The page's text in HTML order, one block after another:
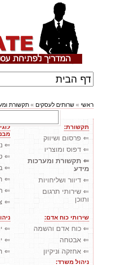
ראשי » שרותים לעסקים » תקשורת
תקשורת:
⇐ פרסום ושיווק
⇐ דפוס ומוצריו
⇐ תקשורת ומערכות
מידע
⇐ דיוור ושליחויות
⇐ שירותי תרגום
ותוכן
⇐
⇐
⇐
⇐
⇐
⇐
שירותי כוח אדם:
⇐ כוח אדם והשמה
⇐ אבטחה
⇐ אחזקה וניקיון
ניהול משרד:
⇐
⇐
⇐